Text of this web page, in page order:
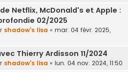
Netflix, McDonald's et Apple :
02/2025
shadow's lisa « mar. 04 févr. 2025,
Thierry Ardisson 11/2024
shadow's lisa « lun. 04 nov. 2024, 11:50